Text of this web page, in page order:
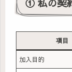
項目
加入目的